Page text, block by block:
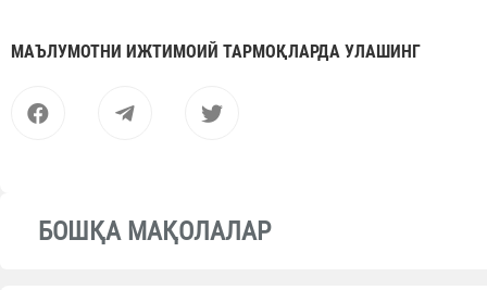
МАЪЛУМОТНИ ИЖТИМОИЙ ТАРМОҚЛАРДА УЛАШИНГ
БОШҚА МАҚОЛАЛАР